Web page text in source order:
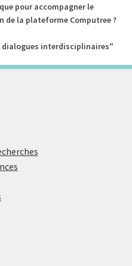
pour accompagner le
de la plateforme Computree ?
dialogues interdisciplinaires"